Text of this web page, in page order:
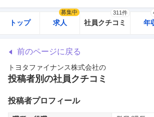
トップ 求人
募集中
社員クチコミ
311件
年
前のページに戻る
トヨタファイナンス株式会社の
投稿者別の社員クチコミ
投稿者プロフィール